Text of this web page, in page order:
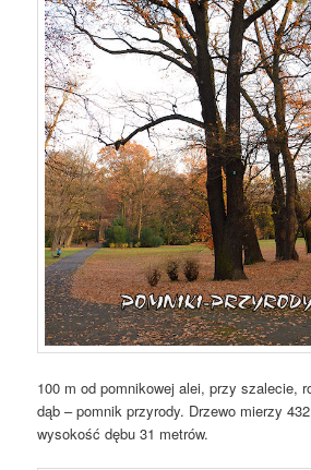
100 m od pomnikowej alei, przy szalecie,
dąb – pomnik przyrody. Drzewo mierzy
wysokość dębu 31 metrów.